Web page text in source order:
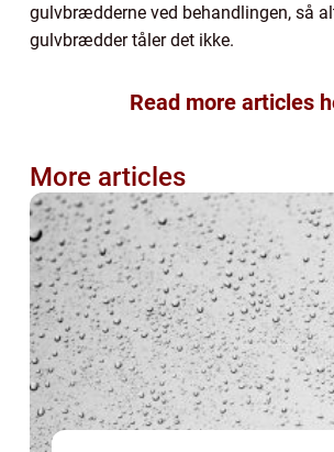
gulvbrædderne ved behandlingen, så
gulvbrædder tåler det ikke.
Read more articles
More articles